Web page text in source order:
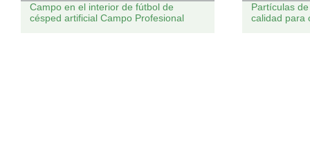
Campo en el interior de fútbol de
césped artificial Campo Profesional
Partículas
calidad para